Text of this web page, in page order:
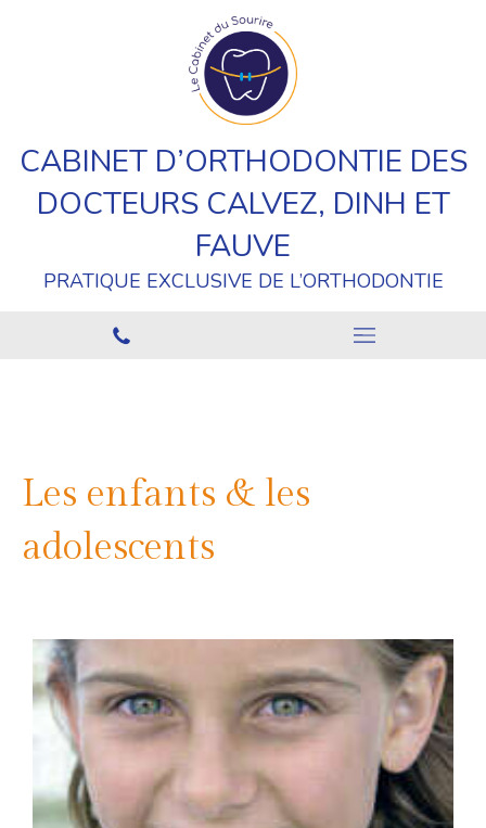
CABINET D’ORTHODONTIE DES
DOCTEURS CALVEZ, DINH ET
FAUVE
PRATIQUE EXCLUSIVE DE L’ORTHODONTIE
Les enfants & les
adolescents